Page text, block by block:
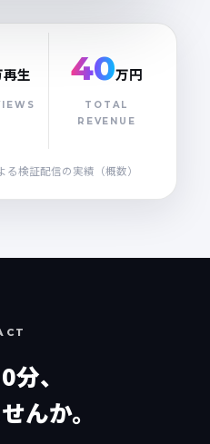
生 40万円
TOTAL
REVENUE
る検証配信の実績（概数）
、
んか。